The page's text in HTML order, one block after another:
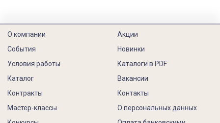
О компании
События
Условия работы
Каталог
Контракты
Акции
Новинки
Каталоги в PDF
Вакансии
Контакты
Мастер-классы
О персональных данных